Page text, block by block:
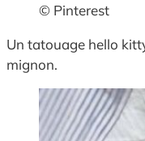
© Pinterest
Un tatouage hello
mignon.